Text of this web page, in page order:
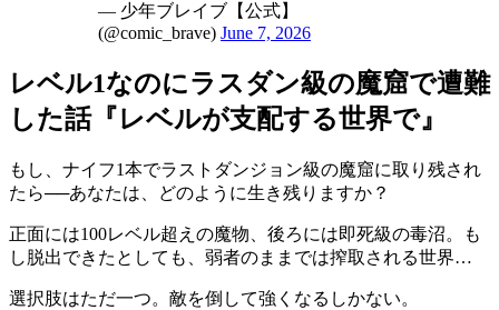
— 少年ブレイブ【公式】
(@comic_brave) June 7, 2026
レベル1なのにラスダン級の魔窟で遭難
した話『レベルが支配する世界で』
もし、ナイフ1本でラストダンジョン級の魔窟に取り残され
たら──あなたは、どのように生き残りますか？
正面には100レベル超えの魔物、後ろには即死級の毒沼。も
し脱出できたとしても、弱者のままでは搾取される世界…
選択肢はただ一つ。敵を倒して強くなるしかない。